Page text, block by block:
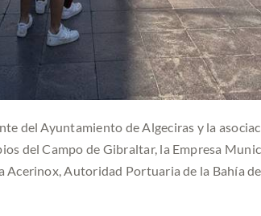
del Ayuntamiento de Algeciras y la
del Campo de Gibraltar, la Empresa
Autoridad Portuaria de la Bahía